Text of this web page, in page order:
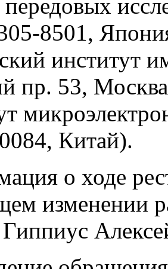
передовых
8501,
институт
пр. 53,
Китай).
о ходе
изменении